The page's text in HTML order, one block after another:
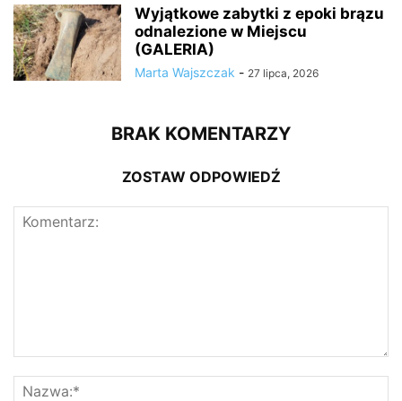
Wyjątkowe zabytki z epoki brązu
odnalezione w Miejscu
(GALERIA)
Marta Wajszczak - 27 lipca, 2026
BRAK KOMENTARZY
ZOSTAW ODPOWIEDŹ